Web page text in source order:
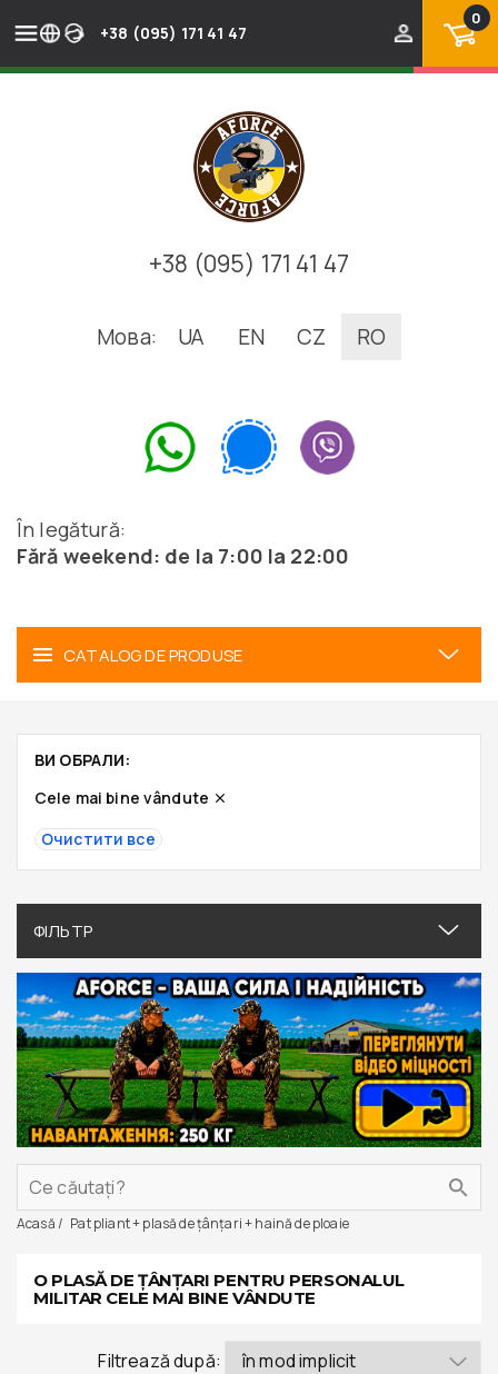
+38 (095) 171 41 47
0
+38 (095) 171 41 47
Мова: UA EN CZ RO
În legătură:
Fără weekend: de la 7:00 la 22:00
CATALOG DE PRODUSE
ВИ ОБРАЛИ:
Cele mai bine vândute
Очистити все
ФІЛЬТР
Acasă Pat pliant + plasă de țânțari + haină de ploaie
O PLASĂ DE ȚÂNȚARI PENTRU PERSONALUL
MILITAR CELE MAI BINE VÂNDUTE
Filtrează după: